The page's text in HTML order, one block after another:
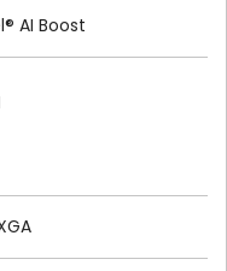
AI Boost